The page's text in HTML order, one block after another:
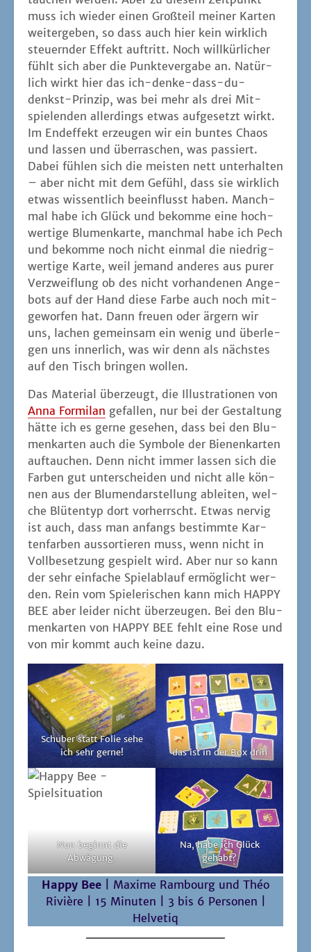
etwas wis­sent­lich beein­flusst haben. Manch­
mal habe ich Glück und bekom­me eine hoch­
wer­ti­ge Blu­men­kar­te, manch­mal habe ich Pech
und bekom­me noch nicht ein­mal die nied­rig­
wer­ti­ge Kar­te, weil jemand ande­res aus purer
Ver­zweif­lung ob des nicht vor­han­de­nen Ange­
bots auf der Hand die­se Far­be auch noch mit­
ge­wor­fen hat. Dann freu­en oder ärgern wir
uns, lachen gemein­sam ein wenig und über­le­
gen uns inner­lich, was wir denn als nächs­tes
auf den Tisch brin­gen wollen.
Das Mate­ri­al über­zeugt, die Illus­tra­tio­nen von
Anna For­mi­langefal­len, nur bei der Gestal­tung
hät­te ich es ger­ne gese­hen, dass bei den Blu­
men­kar­ten auch die Sym­bo­le der Bie­nen­kar­ten
auf­tau­chen. Denn nicht immer las­sen sich die
Far­ben gut unter­schei­den und nicht alle kön­
nen aus der Blu­men­dar­stel­lung ablei­ten, wel­
che Blü­ten­typ dort vor­herrscht. Etwas ner­vig
ist auch, dass man anfangs bestimm­te Kar­
ten­far­ben aus­sor­tie­ren muss, wenn nicht in
Voll­be­set­zung gespielt wird. Aber nur so kann
der sehr ein­fa­che Spiel­ab­lauf ermög­licht wer­
den. Rein vom Spie­le­ri­schen kann mich HAPPY
BEE aber lei­der nicht über­zeu­gen. Bei den Blu­
men­kar­ten von HAPPY BEE fehlt eine Rose und
von mir kommt auch kei­ne dazu.
Schu­ber statt Folie sehe
ich sehr gerne!
das ist in der Box drin
Abwägung.
gehabt?
Hap­py Bee| Maxi­me Ram­bourg und Théo
Riviè­re | 15 Minu­ten | 3 bis 6 Per­so­nen |
Helvetiq
St. Patrickvon Haig Tahta
und Sacha Tahta Alexander –
Abacusspiele
Es ist immer wie­der span­nend zu erle­ben,
wel­che the­ma­ti­schen Hebel in Bewe­gung
gesetzt wer­den, um nur nicht ein rein mecha­
Stich­spielauf den Markt brin­gen zu